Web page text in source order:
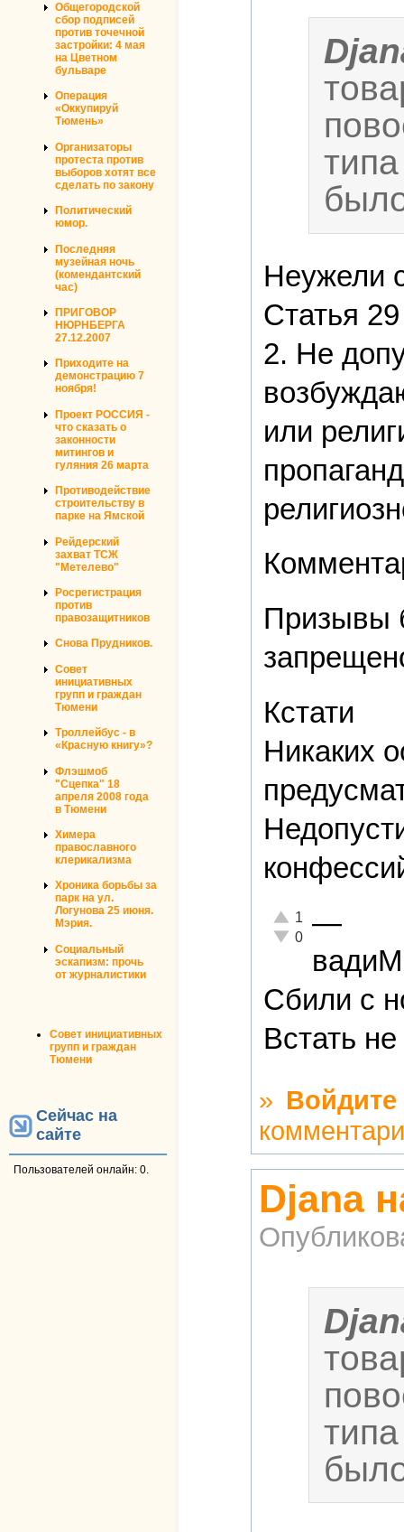
Общегородской
сбор подписей
против точечной
застройки: 4 мая
на Цветном
бульваре
Операция
«Оккупируй
Тюмень»
Организаторы
протеста против
выборов хотят все
сделать по закону
Политический
юмор.
Последняя
музейная ночь
(комендантский
час)
ПРИГОВОР
НЮРНБЕРГА
27.12.2007
Приходите на
демонстрацию 7
ноября!
Проект РОССИЯ -
что сказать о
законности
митингов и
гуляния 26 марта
Противодействие
строительству в
парке на Ямской
Рейдерский
захват ТСЖ
"Метелево"
Росрегистрация
против
правозащитников
Снова Прудников.
Совет
инициативных
групп и граждан
Тюмени
Троллейбус - в
«Красную книгу»?
Флэшмоб
"Сцепка" 18
апреля 2008 года
в Тюмени
Химера
православного
клерикализма
Хроника борьбы за
парк на ул.
Логунова 25 июня.
Мэрия.
Социальный
эскапизм: прочь
от журналистики
Совет инициативных
групп и граждан
Тюмени
Сейчас на
сайте
Пользователей онлайн: 0.
Неужели
Статья
2. Не
или
Призывы
Кстати
Никаких
Отлично!
1
Неадекватно!
0 —
Сбили с
Встать
» Войдите
Djana